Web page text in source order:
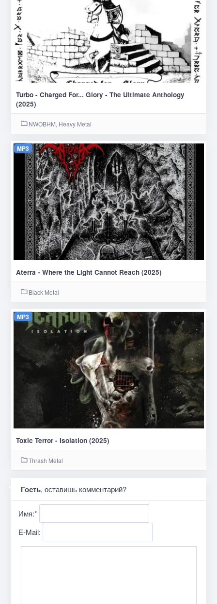
Turbo - Charged For... Glory - The Ultimate Anthology
(2025)
NWOBHM, Heavy Metal
MP3
Aterra - Where the Light Cannot Reach (2025)
Black Metal
MP3
Toxic Terror - Isolation (2025)
Thrash Metal
Гость, оставишь комментарий?
Имя:*
E-Mail: